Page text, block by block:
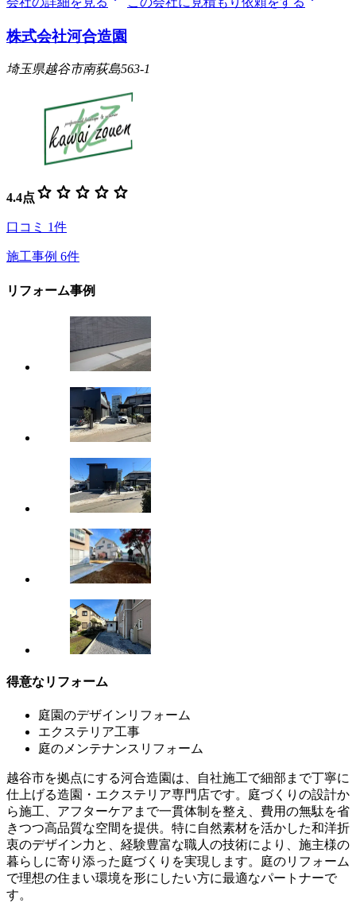
株式会社河合造園
埼玉県越谷市南荻島563-1
4.4点 star star star star star
口コミ 1件
施工事例 6件
リフォーム事例
得意なリフォーム
庭園のデザインリフォーム
エクステリア工事
庭のメンテナンスリフォーム
越谷市を拠点にする河合造園は、自社施工で細部まで丁寧に
仕上げる造園・エクステリア専門店です。庭づくりの設計か
ら施工、アフターケアまで一貫体制を整え、費用の無駄を省
きつつ高品質な空間を提供。特に自然素材を活かした和洋折
衷のデザイン力と、経験豊富な職人の技術により、施主様の
暮らしに寄り添った庭づくりを実現します。庭のリフォーム
で理想の住まい環境を形にしたい方に最適なパートナーで
す。